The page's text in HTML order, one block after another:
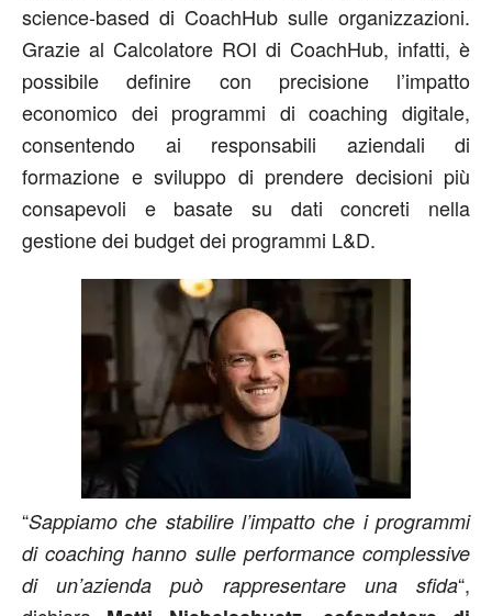
science-based di CoachHub sulle organizzazioni.
Grazie al Calcolatore ROI di CoachHub, infatti, è
possibile definire con precisione l’impatto
economico dei programmi di coaching digitale,
consentendo ai responsabili aziendali di
formazione e sviluppo di prendere decisioni più
consapevoli e basate su dati concreti nella
gestione dei budget dei programmi L&D.
“Sappiamo che stabilire l’impatto che i programmi
di coaching hanno sulle performance complessive
di un’azienda può rappresentare una sfida“,